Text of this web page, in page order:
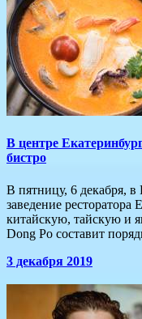
В центре
бистро
В пятницу, 6 декабря, в
заведение
китайскую, тайскую и
Dong Po составит
3 декабря 2019